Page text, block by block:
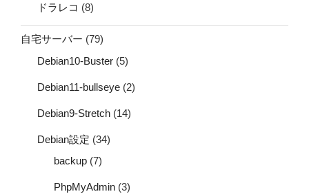
ドラレコ (8)
自宅サーバー (79)
Debian10-Buster (5)
Debian11-bullseye (2)
Debian9-Stretch (14)
Debian設定 (34)
backup (7)
PhpMyAdmin (3)